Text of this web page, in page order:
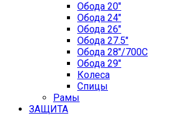
Обода 20"
Обода 24"
Обода 26"
Обода 27.5"
Обода 28"/700C
Обода 29"
Колеса
Спицы
Рамы
ЗАЩИТА